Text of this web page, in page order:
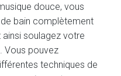
douce, vous
bain complètement
soulagez votre
Vous pouvez
techniques de